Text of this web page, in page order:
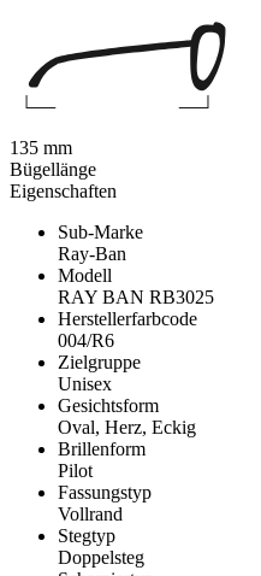
Eigenschaften
Sub-Marke
Ray-Ban
Modell
RAY BAN RB3025
Herstellerfarbcode
004/R6
Zielgruppe
Unisex
Gesichtsform
Oval, Herz, Eckig
Brillenform
Pilot
Fassungstyp
Vollrand
Stegtyp
Doppelsteg
135 mm
Bügellänge